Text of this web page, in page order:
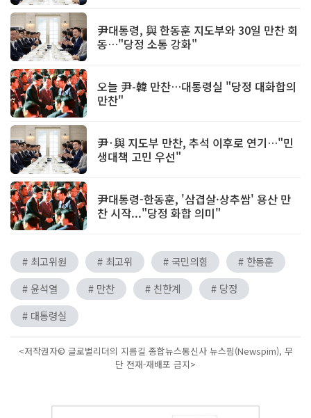
尹대통령, 與 한동훈 지도부와 30일 만찬 회
동…"당정 소통 강화"
오늘 尹-韓 만찬…대통령실 "당정 대화합의
만찬"
尹·與 지도부 만찬, 추석 이후로 연기…"민
생대책 고민 우선"
尹대통령-한동훈, '삼겹살·상추쌈' 용산 만
찬 시작..."당정 화합 의미"
# 최고위원 # 최고위 # 국민의힘
# 한동훈
# 윤석열
# 만찬 # 친한계
# 당정
# 대통령실
<저작권자© 글로벌리더의 지름길 종합뉴스통신사 뉴스핌(Newspim), 무
단 전재-재배포 금지>